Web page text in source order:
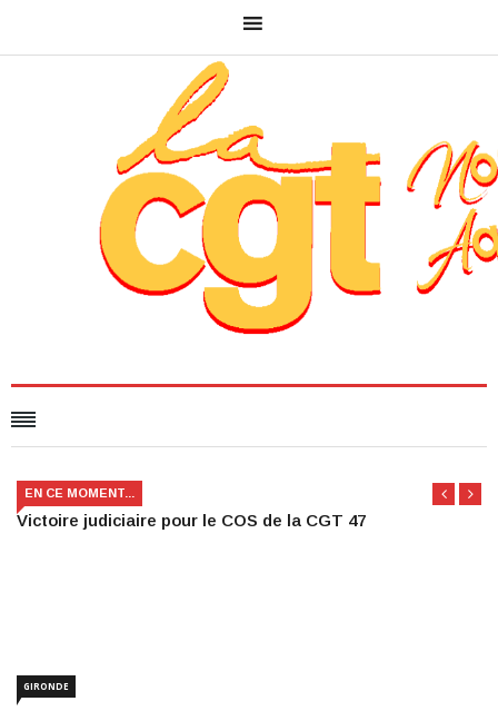
EN CE MOMENT...
Victoire judiciaire pour le COS de la CGT 47
GIRONDE